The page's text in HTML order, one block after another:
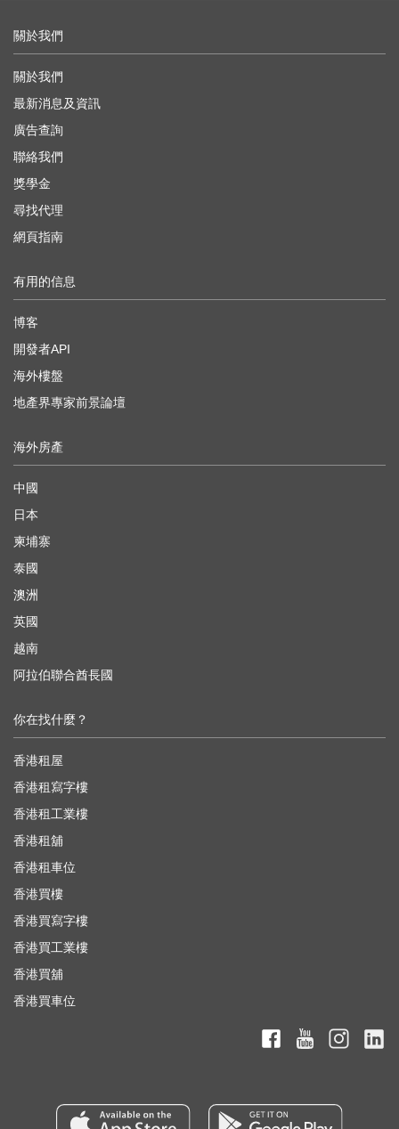
關於我們
關於我們
最新消息及資訊
廣告查詢
聯絡我們
獎學金
尋找代理
網頁指南
有用的信息
博客
開發者API
海外樓盤
地產界專家前景論壇
海外房產
中國
日本
柬埔寨
泰國
澳洲
英國
越南
阿拉伯聯合酋長國
你在找什麼？
香港租屋
香港租寫字樓
香港租工業樓
香港租舖
香港租車位
香港買樓
香港買寫字樓
香港買工業樓
香港買舖
香港買車位